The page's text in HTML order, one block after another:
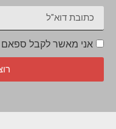
אני מאשר לקבל ספאם